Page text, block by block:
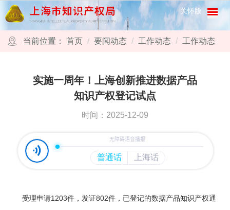
跳转到网站导航区 跳转到主要内容区域 关怀版
当前位置： 首页 要闻动态 工作动态 工作动态
实施一周年！上海创新推进数据产品
知识产权登记试点
时间：2025-12-09
受理申请1203件，发证802件，已登记的数据产品知识产权通